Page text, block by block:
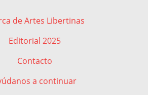
de Artes Libertinas
Editorial 2025
Contacto
a continuar